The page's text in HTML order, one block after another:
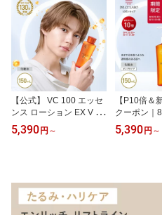
【公式】 VC 100 エッセ
ンス ローション EX V 15
0mL ドクターシーラボ |
ビタミンC 化粧水 紫外線
ト
5,390円 ～
【P10倍＆
クーポン｜
1 1:59】【
エッセンス
容液 毛穴
ケア ギフト
5,390円 ～